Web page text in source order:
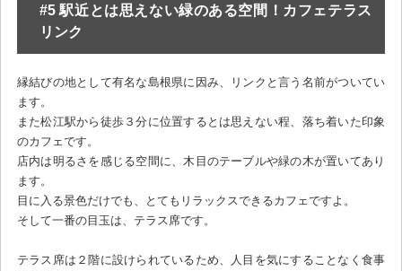
#5 駅近とは思えない緑のある空間！カフェテラス
リンク
縁結びの地として有名な島根県に因み、リンクと言う名前がついてい
ます。
また松江駅から徒歩３分に位置するとは思えない程、落ち着いた印象
のカフェです。
店内は明るさを感じる空間に、木目のテーブルや緑の木が置いてあり
ます。
目に入る景色だけでも、とてもリラックスできるカフェですよ。
そして一番の目玉は、テラス席です。
テラス席は２階に設けられているため、人目を気にすることなく食事